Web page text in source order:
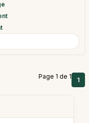
Page 1 de 1 1